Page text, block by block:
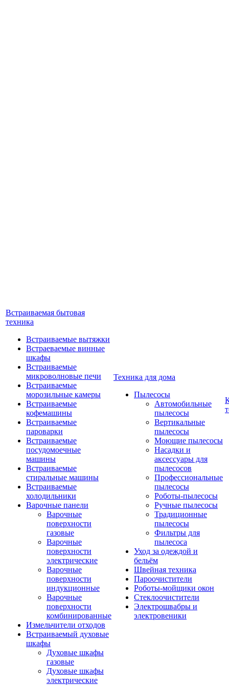
Встраиваемая бытовая
техника
Встраиваемые вытяжки
Встраеваемые винные
шкафы
Встраиваемые
микроволновые печи
Встраиваемые
морозильные камеры
Встраиваемые
кофемашины
Встраиваемые
пароварки
Встраиваемые
посудомоечные
машины
Встраиваемые
стиральные машины
Встраиваемые
холодильники
Варочные панели
Варочные
поверхности
газовые
Варочные
поверхности
электрические
Варочные
поверхности
индукционные
Варочные
поверхности
комбинированные
Измельчители отходов
Встраиваемый духовые
шкафы
Духовые шкафы
газовые
Духовые шкафы
электрические
Техника для дома
Пылесосы
Автомобильные
пылесосы
Вертикальные
пылесосы
Моющие пылесосы
Насадки и
аксессуары для
пылесосов
Профессиональные
пылесосы
Роботы-пылесосы
Ручные пылесосы
Традиционные
пылесосы
Фильтры для
пылесоса
Уход за одеждой и
бельём
Швейная техника
Пароочистители
Роботы-мойщики окон
Стеклоочистители
Электрошвабры и
электровеники